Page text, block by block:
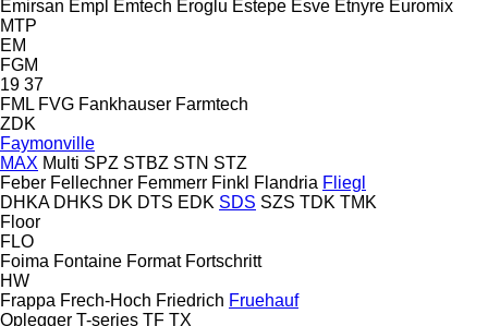
Emirsan Empl Emtech Eroglu Estepe Esve Etnyre Euromix
MTP
EM
FGM
19 37
FML FVG Fankhauser Farmtech
ZDK
Faymonville
MAX Multi SPZ STBZ STN STZ
Feber Fellechner Femmerr Finkl Flandria Fliegl
DHKA DHKS DK DTS EDK SDS SZS TDK TMK
Floor
FLO
Foima Fontaine Format Fortschritt
HW
Frappa Frech-Hoch Friedrich Fruehauf
Oplegger T-series TF TX